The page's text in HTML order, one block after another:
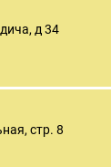
д 34
стр. 8